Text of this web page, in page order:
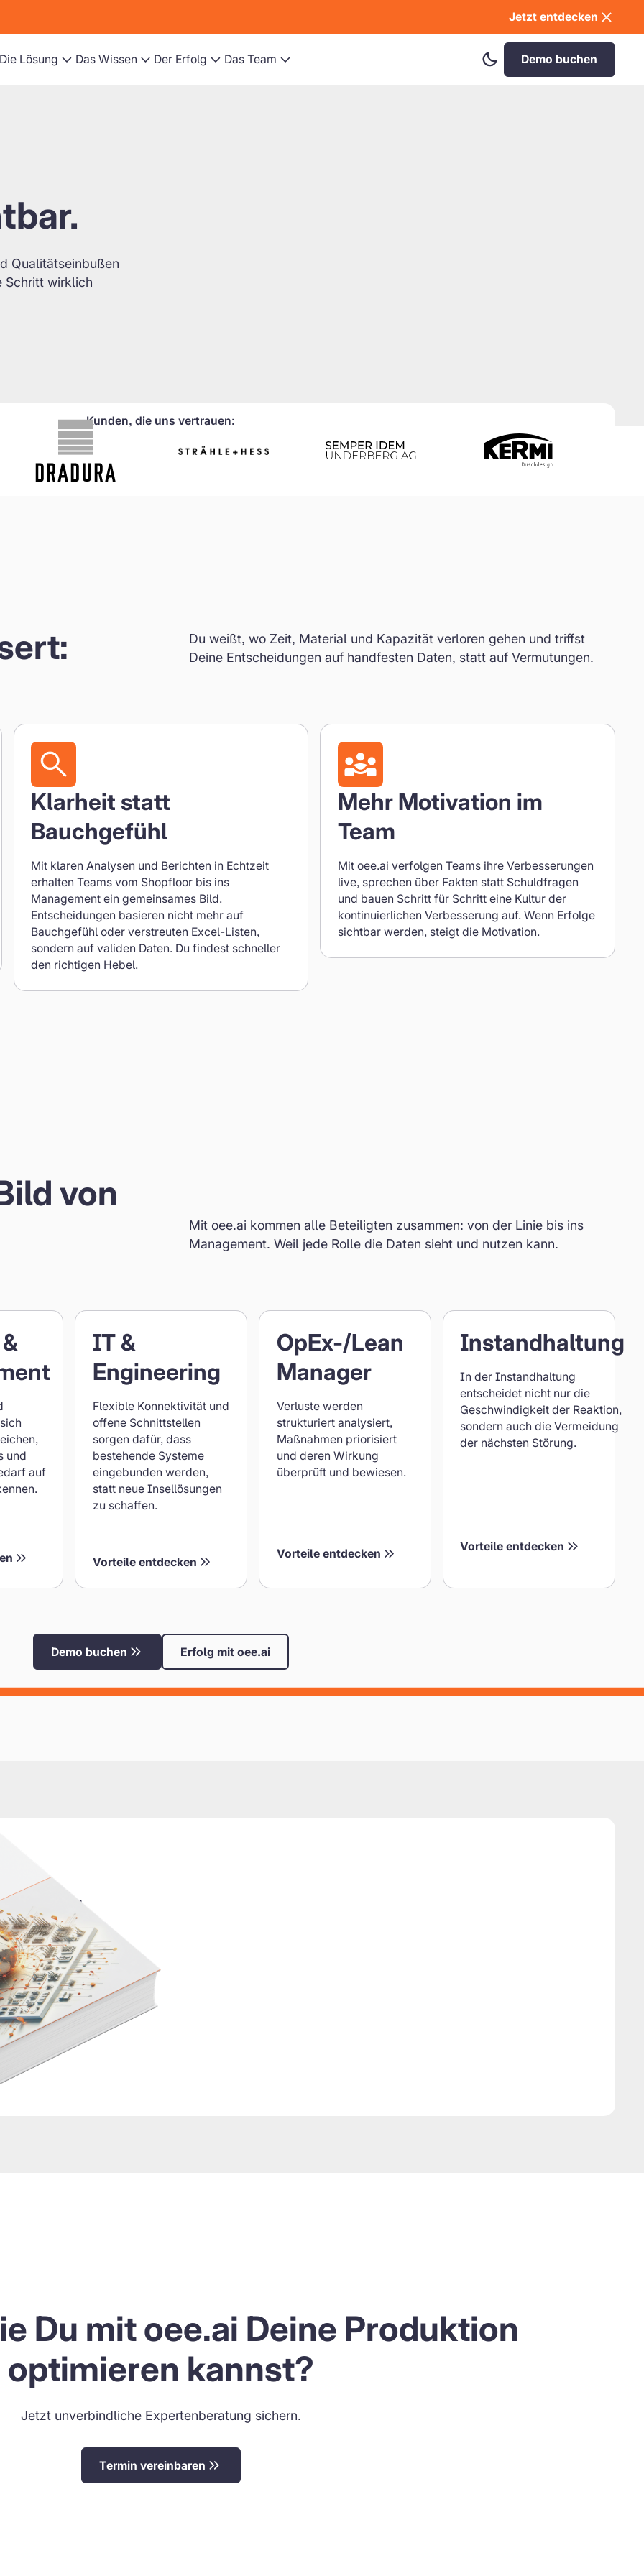
Jetzt entdecken
Die Lösung Das Wissen Der Erfolg Das Team
Dark
Mode
Demo buchen
Qualitätseinbußen
Schritt wirklich
Kunden, die uns vertrauen:
Du weißt, wo Zeit, Material und Kapazität verloren gehen und triffst
Deine Entscheidungen auf handfesten Daten, statt auf Vermutungen.
Klarheit statt
Bauchgefühl
Mit klaren Analysen und Berichten in Echtzeit
erhalten Teams vom Shopfloor bis ins
Management ein gemeinsames Bild.
Entscheidungen basieren nicht mehr auf
Bauchgefühl oder verstreuten Excel-Listen,
sondern auf validen Daten. Du findest schneller
den richtigen Hebel.
Mehr Motivation im
Team
Mit oee.ai verfolgen Teams ihre Verbesserungen
live, sprechen über Fakten statt Schuldfragen
und bauen Schritt für Schritt eine Kultur der
kontinuierlichen Verbesserung auf. Wenn Erfolge
sichtbar werden, steigt die Motivation.
KI-basierte Analyse
ausgewertet: Anomalien, Trends und
Optimierungspotenziale erkennt das
System in Echtzeit – ohne manuellen
Anlagenkonnektivität
Plug-and-Play Zähl- oder Schwingungs-
Retro-Fits bis zur Anbindung der Anlagen
über OPC-UA oder MQTT. Egal ob
Automobilindustrie oder Pharma.
von
Mit oee.ai kommen alle Beteiligten zusammen: von der Linie bis ins
Management. Weil jede Rolle die Daten sieht und nutzen kann.
und
auf
IT &
Engineering
Flexible Konnektivität und
offene Schnittstellen
sorgen dafür, dass
bestehende Systeme
eingebunden werden,
statt neue Insellösungen
zu schaffen.
Vorteile entdecken
Vorteile
Engineering
OpEx-/Lean
Manager
Verluste werden
strukturiert analysiert,
Maßnahmen priorisiert
und deren Wirkung
überprüft und bewiesen.
Vorteile entdecken
Vorteile
OpEx-
Lean
Manager
Instandhaltung
In der Instandhaltung
entscheidet nicht nur die
Geschwindigkeit der Reaktion,
sondern auch die Vermeidung
der nächsten Störung.
Vorteile entdecken
Vorteile
Instandhaltung
Demo buchen Erfolg mit oee.ai
ihre
Intelligence-
Du mit oee.ai Deine Produktion
optimieren kannst?
Jetzt unverbindliche Expertenberatung sichern.
Termin vereinbaren